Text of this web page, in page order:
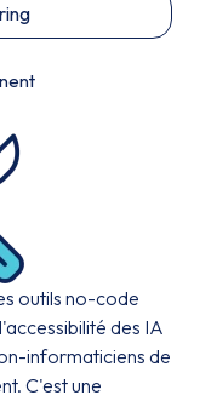
outils no-code
des IA
informaticiens de
C'est une